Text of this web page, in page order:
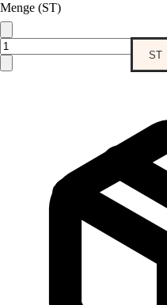
Menge (ST)
ST